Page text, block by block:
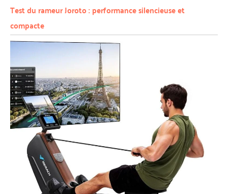
Test du rameur Joroto : performance silencieuse et
compacte